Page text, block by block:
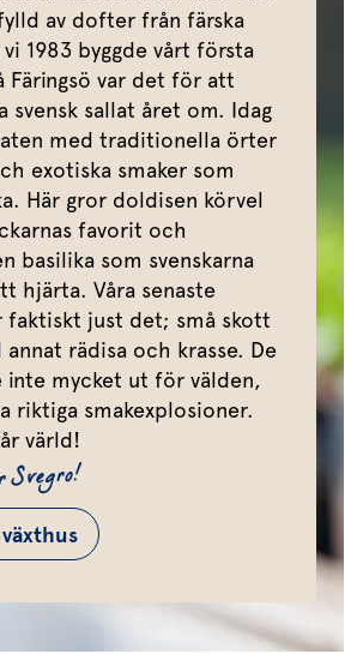
av dofter från färska
1983 byggde vårt första
Färingsö var det för att
svensk sallat året om. Idag
med traditionella örter
exotiska smaker som
Här gror doldisen körvel
favorit och
basilika som svenskarna
hjärta. Våra senaste
just det; små skott
rädisa och krasse. De
inte mycket ut för välden,
riktiga smakexplosioner.
värld!